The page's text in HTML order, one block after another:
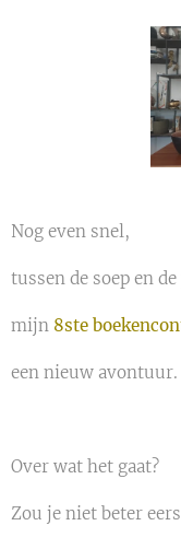
Nog even snel,
tussen de soep en
mijn 8ste
een nieuw avontuur.
Over wat het gaat?
Zou je niet beter